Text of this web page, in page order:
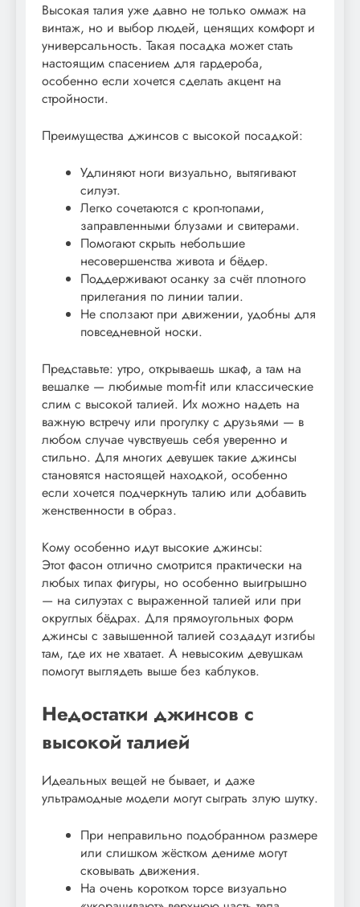
Высокая талия уже давно не только оммаж на
винтаж, но и выбор людей, ценящих комфорт и
универсальность. Такая посадка может стать
настоящим спасением для гардероба,
особенно если хочется сделать акцент на
стройности.
Преимущества джинсов с высокой посадкой:
Удлиняют ноги визуально, вытягивают
силуэт.
Легко сочетаются с кроп-топами,
заправленными блузами и свитерами.
Помогают скрыть небольшие
несовершенства живота и бёдер.
Поддерживают осанку за счёт плотного
прилегания по линии талии.
Не сползают при движении, удобны для
повседневной носки.
Представьте: утро, открываешь шкаф, а там на
вешалке — любимые mom-fit или классические
слим с высокой талией. Их можно надеть на
важную встречу или прогулку с друзьями — в
любом случае чувствуешь себя уверенно и
стильно. Для многих девушек такие джинсы
становятся настоящей находкой, особенно
если хочется подчеркнуть талию или добавить
женственности в образ.
Кому особенно идут высокие джинсы:
Этот фасон отлично смотрится практически на
любых типах фигуры, но особенно выигрышно
— на силуэтах с выраженной талией или при
округлых бёдрах. Для прямоугольных форм
джинсы с завышенной талией создадут изгибы
там, где их не хватает. А невысоким девушкам
помогут выглядеть выше без каблуков.
Недостатки джинсов с
высокой талией
Идеальных вещей не бывает, и даже
ультрамодные модели могут сыграть злую шутку.
При неправильно подобранном размере
или слишком жёстком дениме могут
сковывать движения.
На очень коротком торсе визуально